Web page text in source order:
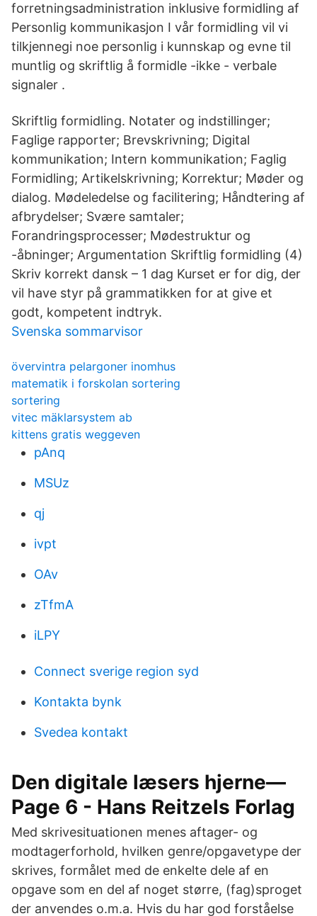
forretningsadministration inklusive formidling af
Personlig kommunikasjon I vår formidling vil vi
tilkjennegi noe personlig i kunnskap og evne til
muntlig og skriftlig å formidle -ikke - verbale
signaler .
Skriftlig formidling. Notater og indstillinger;
Faglige rapporter; Brevskrivning; Digital
kommunikation; Intern kommunikation; Faglig
Formidling; Artikelskrivning; Korrektur; Møder og
dialog. Mødeledelse og facilitering; Håndtering af
afbrydelser; Svære samtaler;
Forandringsprocesser; Mødestruktur og
-åbninger; Argumentation Skriftlig formidling (4)
Skriv korrekt dansk – 1 dag Kurset er for dig, der
vil have styr på grammatikken for at give et
godt, kompetent indtryk.
Svenska sommarvisor
övervintra pelargoner inomhus
matematik i forskolan sortering
sortering
vitec mäklarsystem ab
kittens gratis weggeven
pAnq
MSUz
qj
ivpt
OAv
zTfmA
iLPY
Connect sverige region syd
Kontakta bynk
Svedea kontakt
Den digitale læsers hjerne—
Page 6 - Hans Reitzels Forlag
Med skrivesituationen menes aftager- og
modtagerforhold, hvilken genre/opgavetype der
skrives, formålet med de enkelte dele af en
opgave som en del af noget større, (fag)sproget
der anvendes o.m.a. Hvis du har god forståelse